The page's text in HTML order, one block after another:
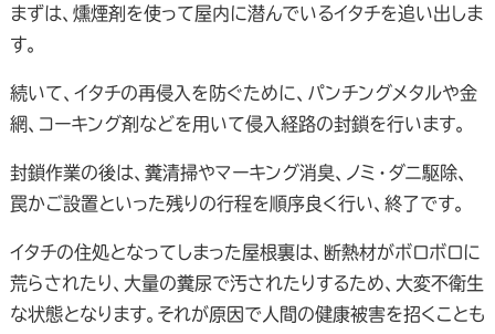
まずは、燻煙剤を使って屋内に潜んでいるイタチを追い出しま
す。
続いて、イタチの再侵入を防ぐために、パンチングメタルや金
網、コーキング剤などを用いて侵入経路の封鎖を行います。
封鎖作業の後は、糞清掃やマーキング消臭、ノミ・ダニ駆除、
罠かご設置といった残りの行程を順序良く行い、終了です。
イタチの住処となってしまった屋根裏は、断熱材がボロボロに
荒らされたり、大量の糞尿で汚されたりするため、大変不衛生
な状態となります。それが原因で人間の健康被害を招くことも